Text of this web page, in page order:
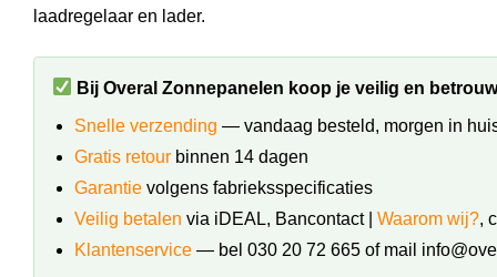
laadregelaar en lader.
Bij Overal Zonnepanelen koop je veilig en
Snelle verzending — vandaag besteld, morgen in
Gratis retour binnen 14 dagen
Garantie volgens fabrieksspecificaties
Veilig betalen via iDEAL, Bancontact | Waarom wij?,
Klantenservice — bel 030 20 72 665 of mail